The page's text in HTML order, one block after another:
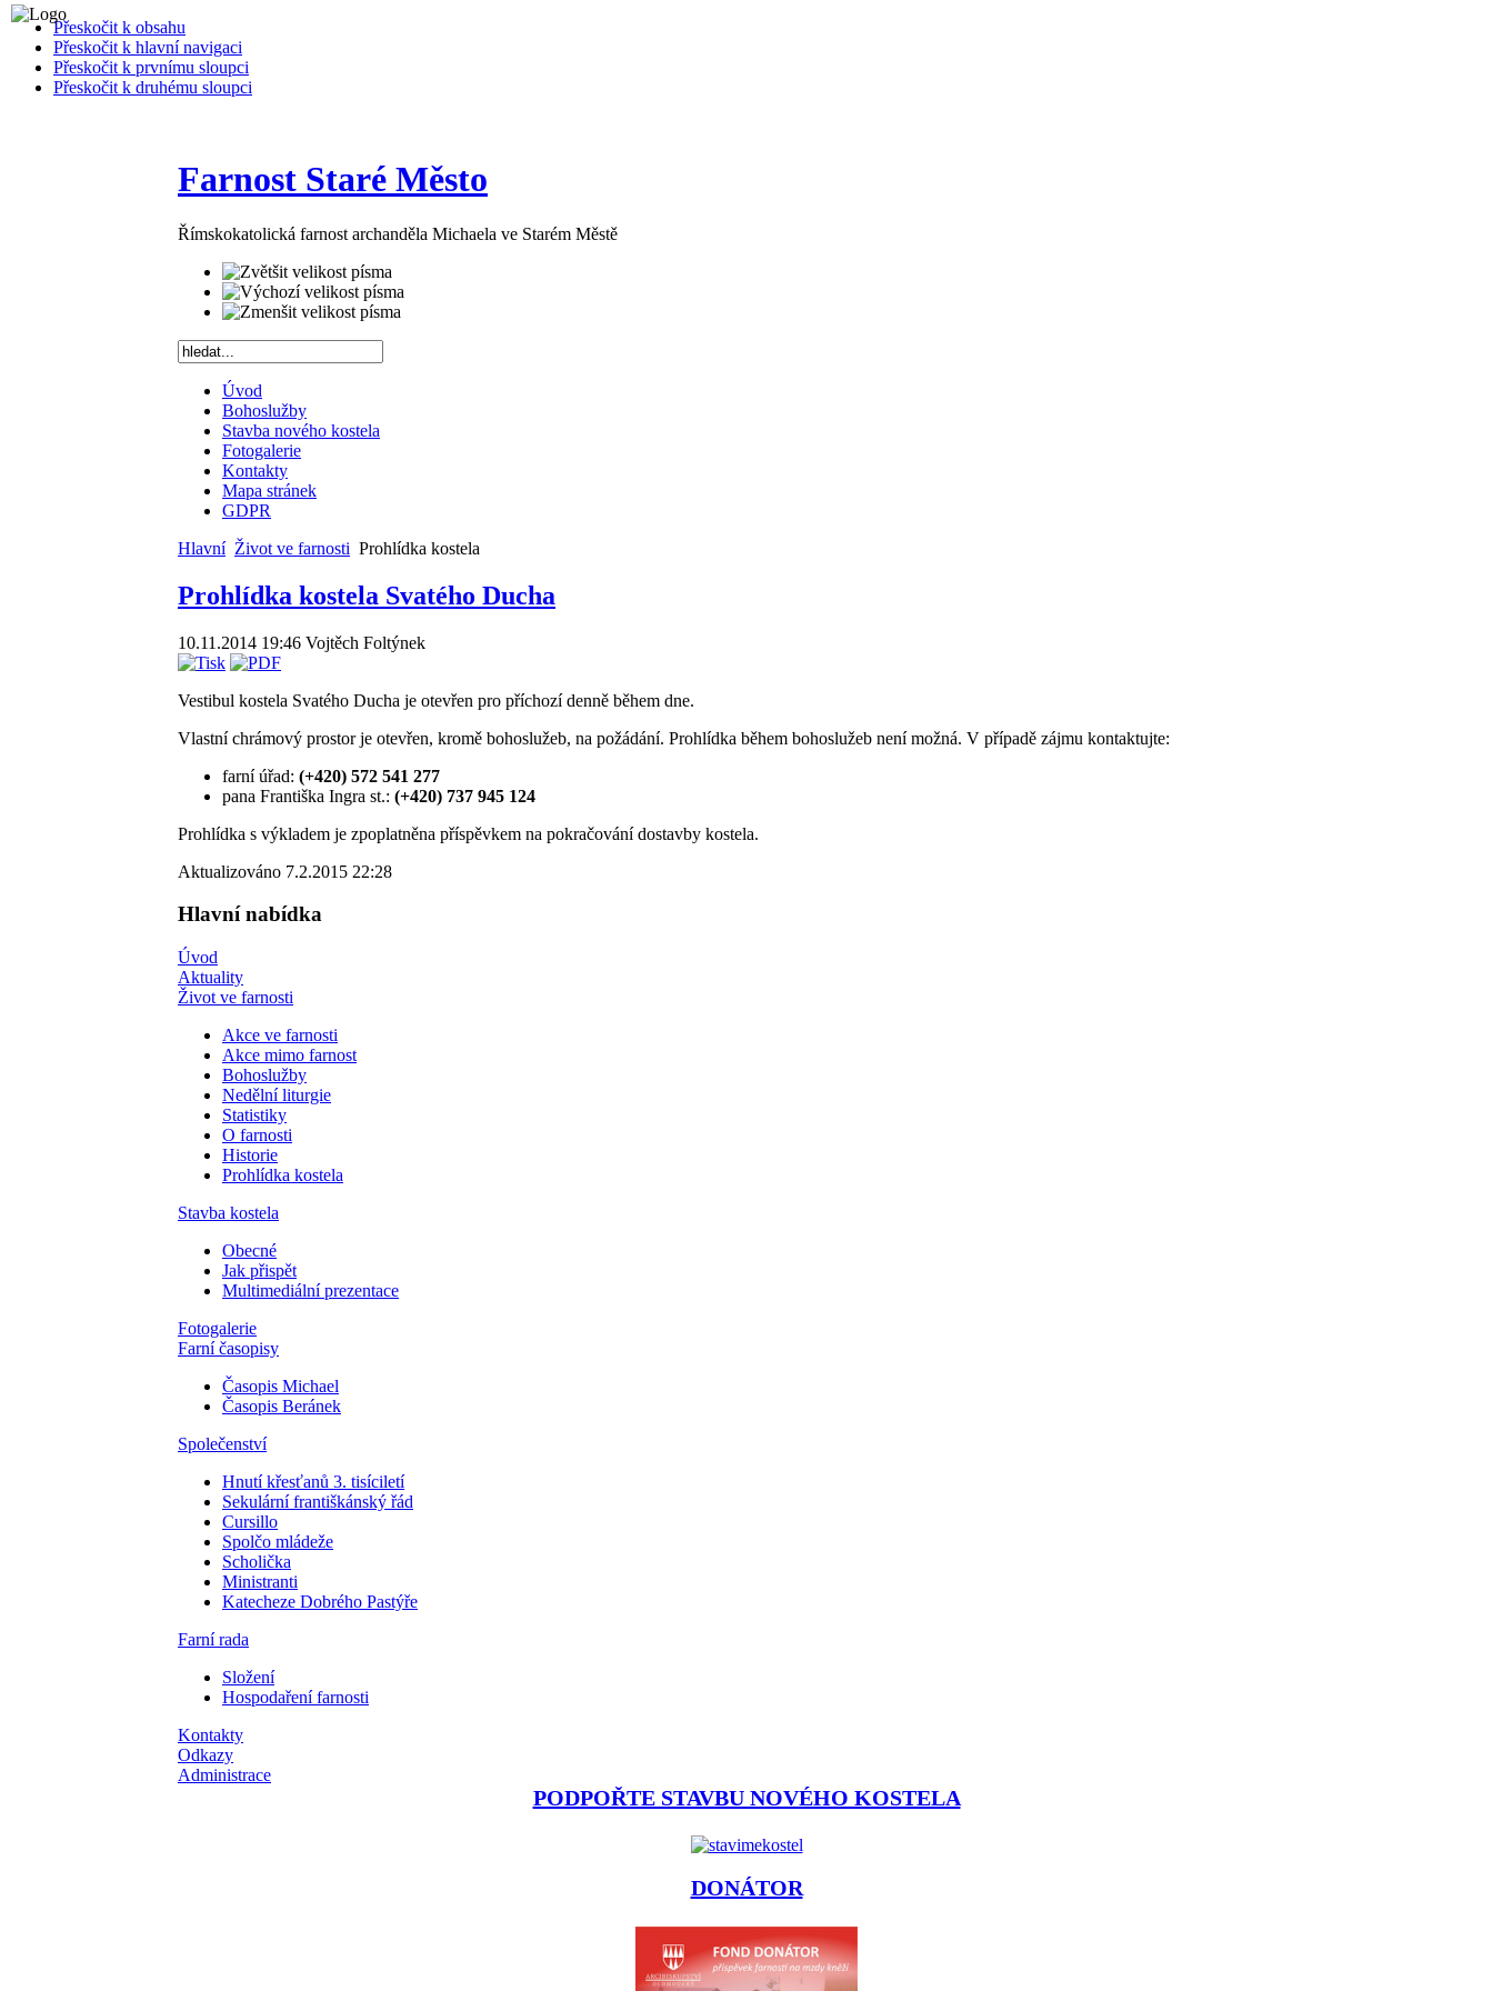
Přeskočit k obsahu
Přeskočit k hlavní navigaci
Přeskočit k prvnímu sloupci
Přeskočit k druhému sloupci
Farnost Staré Město
Římskokatolická farnost archanděla Michaela ve Starém Městě
Úvod
Bohoslužby
Stavba nového kostela
Fotogalerie
Kontakty
Mapa stránek
GDPR
Hlavní Život ve farnosti Prohlídka kostela
Prohlídka kostela Svatého Ducha
10.11.2014 19:46 Vojtěch Foltýnek
Vestibul kostela Svatého Ducha je otevřen pro příchozí denně během dne.
Vlastní chrámový prostor je otevřen, kromě bohoslužeb, na požádání. Prohlídka během bohoslužeb není možná. V případě zájmu kontaktujte:
farní úřad: (+420) 572 541 277
pana Františka Ingra st.: (+420) 737 945 124
Prohlídka s výkladem je zpoplatněna příspěvkem na pokračování dostavby kostela.
Aktualizováno 7.2.2015 22:28
Hlavní nabídka
Úvod
Aktuality
Život ve farnosti
Akce ve farnosti
Akce mimo farnost
Bohoslužby
Nedělní liturgie
Statistiky
O farnosti
Historie
Prohlídka kostela
Stavba kostela
Obecné
Jak přispět
Multimediální prezentace
Fotogalerie
Farní časopisy
Časopis Michael
Časopis Beránek
Společenství
Hnutí křesťanů 3. tisíciletí
Sekulární františkánský řád
Cursillo
Spolčo mládeže
Scholička
Ministranti
Katecheze Dobrého Pastýře
Farní rada
Složení
Hospodaření farnosti
Kontakty
Odkazy
Administrace
PODPOŘTE STAVBU NOVÉHO KOSTELA
DONÁTOR